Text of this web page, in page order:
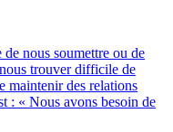
nous soumettre ou de
trouver difficile de
maintenir des relations
: « Nous avons besoin de